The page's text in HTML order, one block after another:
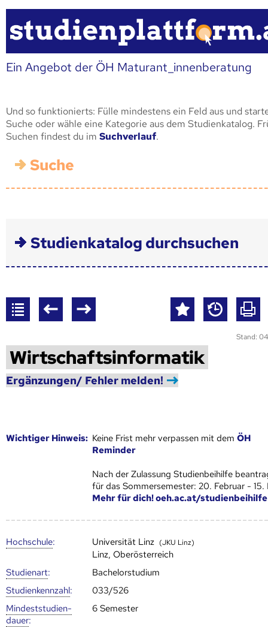
Ein Angebot der ÖH Maturant_innenberatung
Und so funktionierts: Fülle mindestens ein Feld aus und
Suche oder wähle eine Kategorie aus dem Studienkatalog.
Suchen findest du im Suchverlauf.
Suche
Studienkatalog durchsuchen
Stand:
Wirtschaftsinformatik
Ergänzungen/ Fehler melden!
Wich­ti­ger Hin­weis: Keine Frist mehr verpassen mit demÖH
Reminder
Nach der Zulassung Studienbeihilfe
für das Sommersemester: 20. Februar - 15.
Mehr für dich! oeh.ac.at/studienbeihilfe
Hoch­schule: Universität Linz (JKU Linz)
Linz, Oberösterreich
Studienart:
Bachelorstudium
Studien­kenn­zahl:
033/526
Mindest­studien­
dauer:
6 Semester